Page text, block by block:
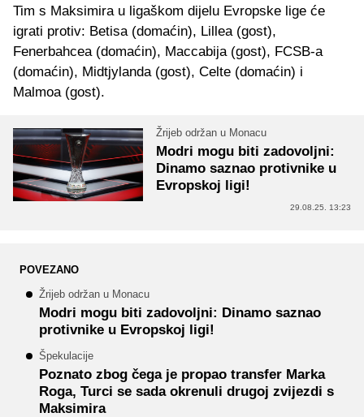
Tim s Maksimira u ligaškom dijelu Evropske lige će
igrati protiv: Betisa (domaćin), Lillea (gost),
Fenerbahcea (domaćin), Maccabija (gost), FCSB-a
(domaćin), Midtjylanda (gost), Celte (domaćin) i
Malmoa (gost).
Žrijeb održan u Monacu
Modri mogu biti zadovoljni:
Dinamo saznao protivnike u
Evropskoj ligi!
29.08.25. 13:23
POVEZANO
Žrijeb održan u Monacu
Modri mogu biti zadovoljni: Dinamo saznao
protivnike u Evropskoj ligi!
Špekulacije
Poznato zbog čega je propao transfer Marka
Roga, Turci se sada okrenuli drugoj zvijezdi s
Maksimira